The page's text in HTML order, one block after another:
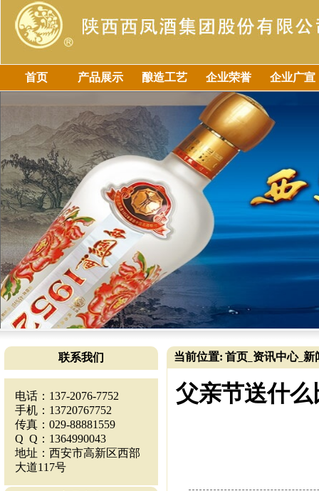
首页 产品展示 酿造工艺 企业荣誉 企业广宣
联系我们
电话：137-2076-7752
手机：13720767752
传真：029-88881559
Q Q：1364990043
地址：西安市高新区西部
大道117号
当前位置: 首页 资讯中心_ 新
父亲节送什